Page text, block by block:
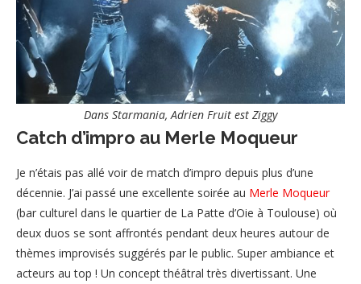
Dans Starmania, Adrien Fruit est Ziggy
Catch d’impro au Merle Moqueur
Je n’étais pas allé voir de match d’impro depuis plus d’une
décennie. J’ai passé une excellente soirée au Merle Moqueur
(bar culturel dans le quartier de La Patte d’Oie à Toulouse) où
deux duos se sont affrontés pendant deux heures autour de
thèmes improvisés suggérés par le public. Super ambiance et
acteurs au top ! Un concept théâtral très divertissant. Une